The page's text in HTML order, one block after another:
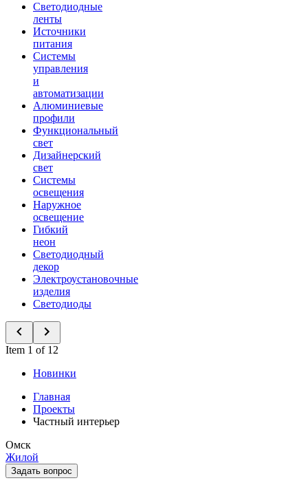
Светодиодные
ленты
Источники
питания
Системы
управления
и
автоматизации
Алюминиевые
профили
Функциональный
свет
Дизайнерский
свет
Системы
освещения
Наружное
освещение
Гибкий
неон
Светодиодный
декор
Электроустановочные
изделия
Светодиоды
Item 1 of 12
Новинки
Главная
Проекты
Частный интерьер
Омск
Жилой
Задать вопрос